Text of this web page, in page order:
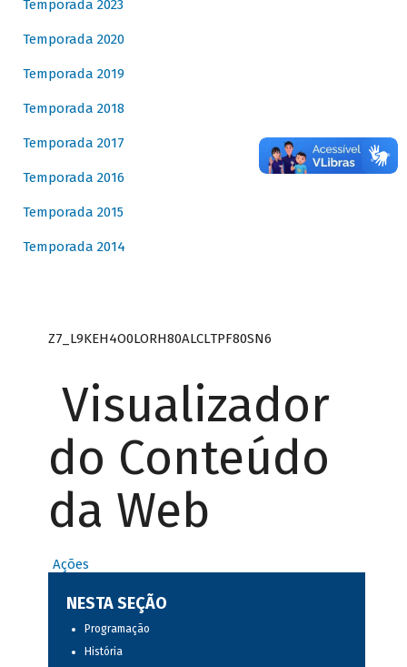
Temporada 2023
Temporada 2020
Temporada 2019
Temporada 2018
Temporada 2017
Temporada 2016
Temporada 2015
Temporada 2014
Z7_L9KEH4O0LORH80ALCLTPF80SN6
Visualizador
do Conteúdo
da Web
Ações
NESTA SEÇÃO
Programação
História